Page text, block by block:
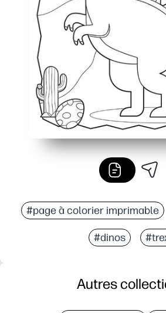
#page à colorier imprimable
#dinos
Autres